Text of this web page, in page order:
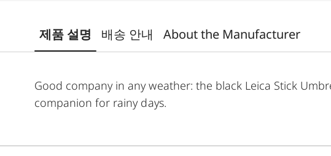
제품 설명 배송 안내 About the Manufacturer
Good company in any weather: the black Leica Stick
companion for rainy days.